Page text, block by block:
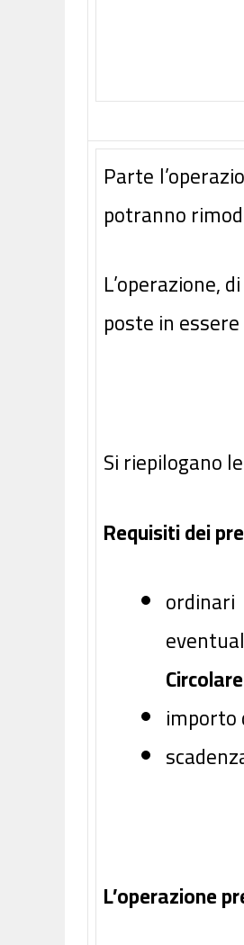
Parte
potranno
L’operazione, di
poste in
Si riepilogano
Requisiti dei
importo
L’operazione